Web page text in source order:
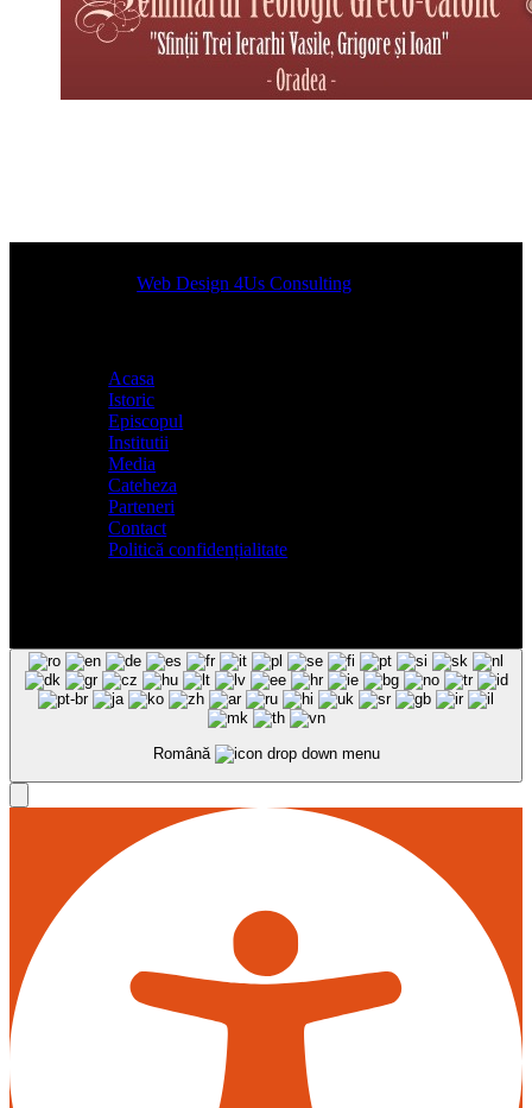
Designed byWeb Design 4Us Consulting
Acasa
Istoric
Episcopul
Institutii
Media
Cateheza
Parteneri
Contact
Politică confidențialitate
Română